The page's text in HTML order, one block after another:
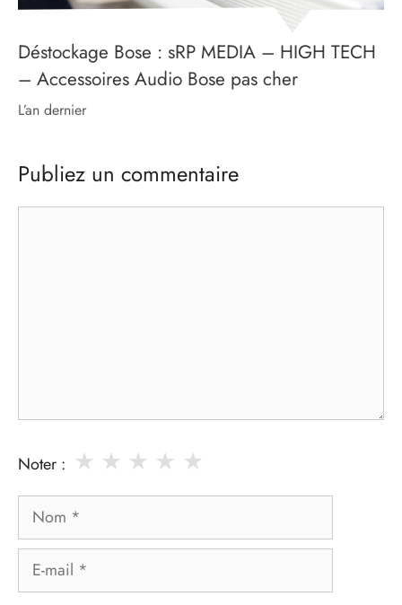
Déstockage Bose : sRP MEDIA – HIGH TECH
– Accessoires Audio Bose pas cher
l’an dernier
Publiez un commentaire
Noter : ★
★
★
★
★
Nom